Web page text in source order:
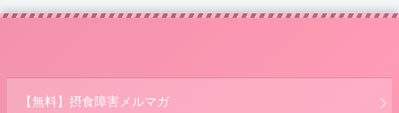
【無料】摂食障害メルマガ